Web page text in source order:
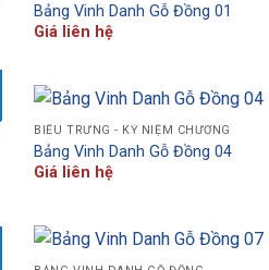
Bảng Vinh Danh Gỗ Đồng 01
Giá liên hệ
BIỂU TRƯNG - KỶ NIỆM CHƯƠNG
Bảng Vinh Danh Gỗ Đồng 04
Giá liên hệ